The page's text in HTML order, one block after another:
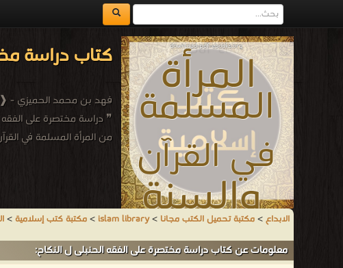
كتاب دراسة
فهد بن محمد الحميزي - ❰
❞ دراسة مختصرة على
من المرأة المسلمة في
الابداع>مكتبة تحميل الكتب مجانا >
islam library
>مكتبة كتب إسلامية>
معلومات عن كتاب دراسة مختصرة على الفقه الحنبلى ل النكاح: